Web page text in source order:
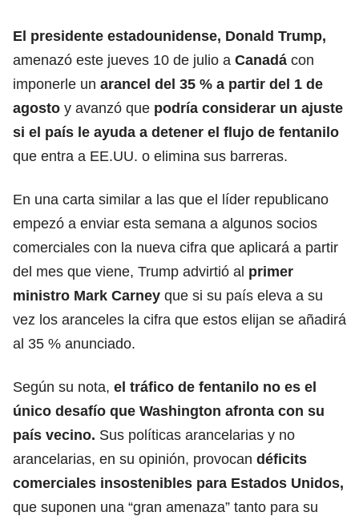
El presidente estadounidense, Donald Trump,
amenazó este jueves 10 de julio a Canadá con
imponerle un arancel del 35 % a partir del 1 de
agosto y avanzó que podría considerar un ajuste
si el país le ayuda a detener el flujo de fentanilo
que entra a EE.UU. o elimina sus barreras.
En una carta similar a las que el líder republicano
empezó a enviar esta semana a algunos socios
comerciales con la nueva cifra que aplicará a partir
del mes que viene, Trump advirtió al primer
ministro Mark Carney que si su país eleva a su
vez los aranceles la cifra que estos elijan se añadirá
al 35 % anunciado.
Según su nota, el tráfico de fentanilo no es el
único desafío que Washington afronta con su
país vecino. Sus políticas arancelarias y no
arancelarias, en su opinión, provocan déficits
comerciales insostenibles para Estados Unidos,
que suponen una “gran amenaza” tanto para su